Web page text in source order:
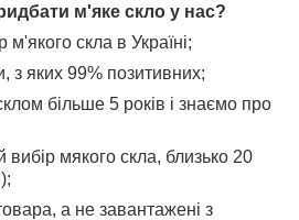
м'яке скло у нас?
скла в Україні;
з яких 99% позитивних;
більше 5 років і знаємо про
мякого скла, близько 20
а не завантажені з